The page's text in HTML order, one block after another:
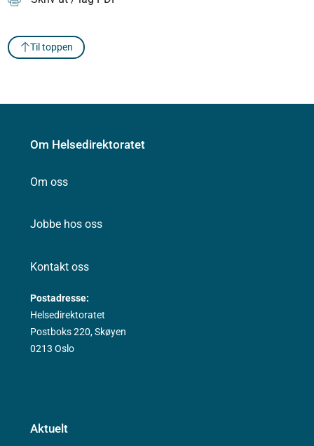
Til toppen
Om Helsedirektoratet
Om oss
Jobbe hos oss
Kontakt oss
Postadresse:
Helsedirektoratet
Postboks 220, Skøyen
0213 Oslo
Aktuelt